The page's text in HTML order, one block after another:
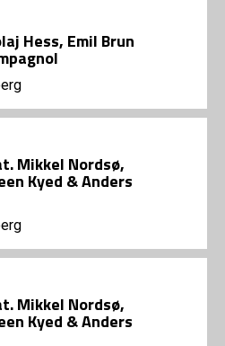
Hess, Emil Brun
Mikkel Nordsø,
Kyed & Anders
Mikkel Nordsø,
Kyed & Anders